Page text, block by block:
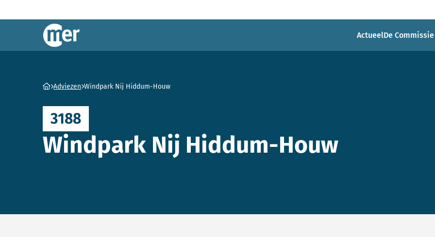
Commissie mer
ActueelDe
Ga naar homepage
Adviezen Windpark Nij Hiddum-Houw
3188
Windpark Nij Hiddum-Houw